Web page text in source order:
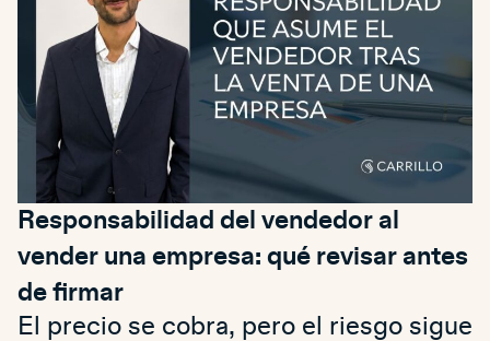
Responsabilidad del vendedor al
vender una empresa: qué revisar antes
de firmar
El precio se cobra, pero el riesgo sigue